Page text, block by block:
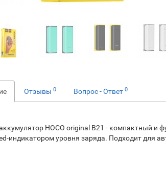
Отзывы 0 Вопрос - Ответ 0
HOCO original B21 - компактный и
индикатором уровня заряда. Подходит для